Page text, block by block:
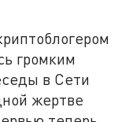
громким
в Сети
жертве